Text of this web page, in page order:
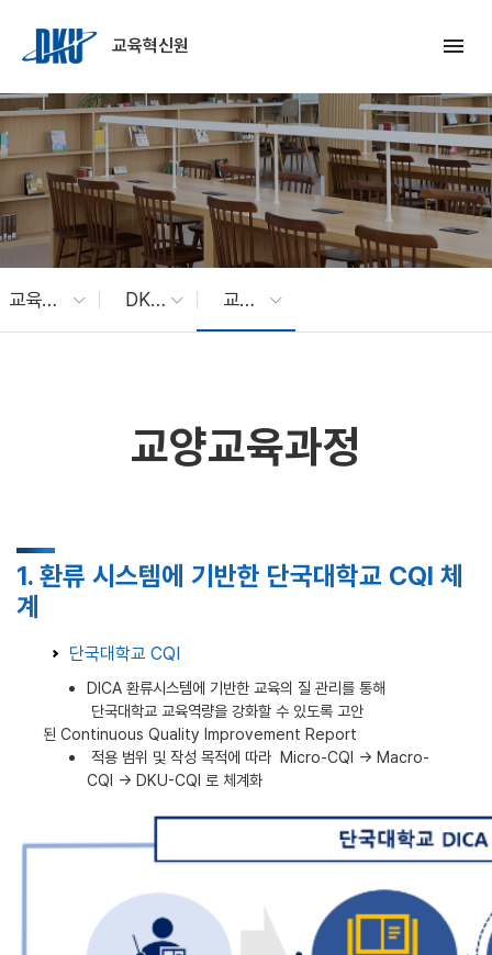
교육혁신원
menu
교육성과평가센터 DKU Assessment 교양교육과정
교양교육과정
1. 환류 시스템에 기반한 단국대학교 CQI 체
계
단국대학교 CQI
DICA 환류시스템에 기반한 교육의 질 관리를 통해
단국대학교 교육역량을 강화할 수 있도록 고안
된 Continuous Quality Improvement Report
적용 범위 및 작성 목적에 따라 Micro-CQI → Macro-
CQI → DKU-CQI 로 체계화